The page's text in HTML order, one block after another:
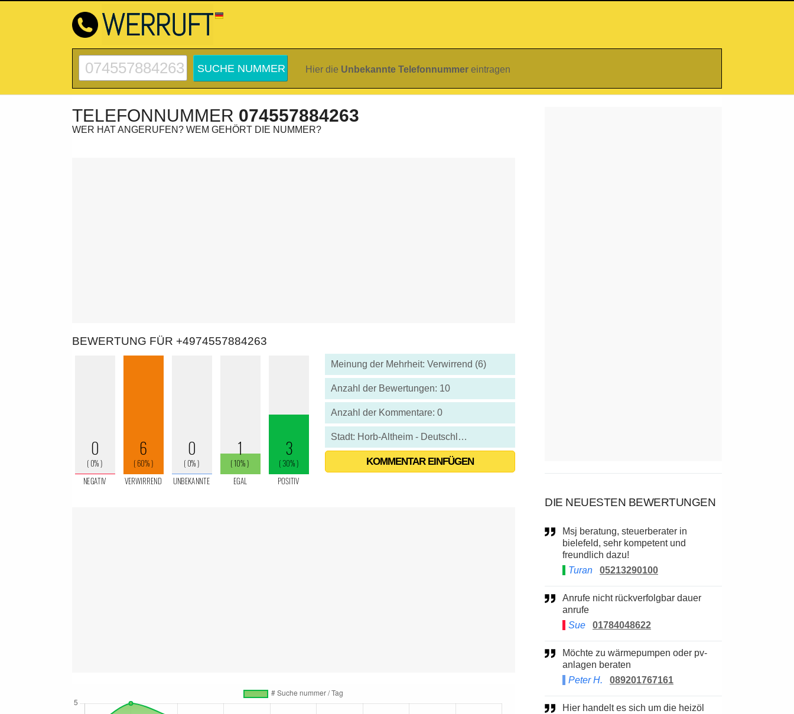
Hier die Unbekannte Telefonnummer eintragen
TELEFONNUMMER 074557884263
WER HAT ANGERUFEN? WEM GEHÖRT DIE NUMMER?
BEWERTUNG FÜR +4974557884263
Meinung der Mehrheit: Verwirrend (6)
Anzahl der Bewertungen: 10
Anzahl der Kommentare: 0
Stadt: Horb-Altheim - Deutschland
KOMMENTAR EINFÜGEN
DIE NEUESTEN BEWERTUNGEN
Msj beratung, steuerberater in
bielefeld, sehr kompetent und
freundlich dazu!
Turan
05213290100
Anrufe nicht rückverfolgbar dauer
anrufe
Sue
01784048622
Möchte zu wärmepumpen oder pv-
anlagen beraten
Peter H.
089201767161
Hier handelt es sich um die heizöl